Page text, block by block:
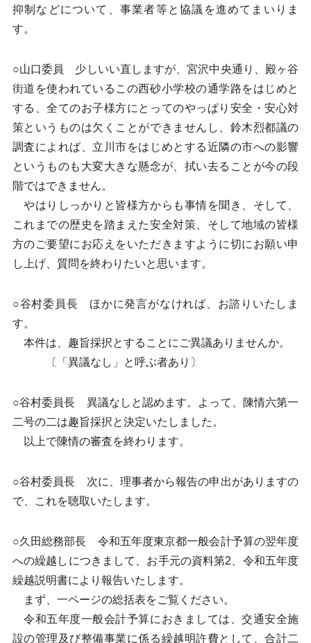
抑制などについて、事業者等と協議を進めてまいりま
す。
○山口委員 少しいい直しますが、宮沢中央通り、殿ヶ谷
街道を使われているこの西砂小学校の通学路をはじめと
する、全てのお子様方にとってのやっぱり安全・安心対
策というものは欠くことができませんし、鈴木烈都議の
調査によれば、立川市をはじめとする近隣の市への影響
というものも大変大きな懸念が、拭い去ることが今の段
階ではできません。
やはりしっかりと皆様方からも事情を聞き、そして、
これまでの歴史を踏まえた安全対策、そして地域の皆様
方のご要望にお応えをいただきますように切にお願い申
し上げ、質問を終わりたいと思います。
○谷村委員長 ほかに発言がなければ、お諮りいたしま
す。
本件は、趣旨採択とすることにご異議ありませんか。
〔「異議なし」と呼ぶ者あり〕
○谷村委員長 異議なしと認めます。よって、陳情六第一
二号の二は趣旨採択と決定いたしました。
以上で陳情の審査を終わります。
○谷村委員長 次に、理事者から報告の申出がありますの
で、これを聴取いたします。
○久田総務部長 令和五年度東京都一般会計予算の翌年度
への繰越しにつきまして、お手元の資料第2、令和五年度
繰越説明書により報告いたします。
まず、一ページの総括表をご覧ください。
令和五年度一般会計予算におきましては、交通安全施
設の管理及び整備事業に係る繰越明許費として、合計二